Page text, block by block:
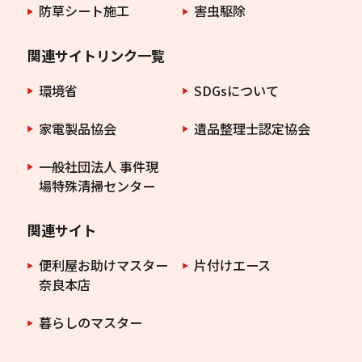
防草シート施工
害虫駆除
関連サイトリンク一覧
環境省
SDGsについて
家電製品協会
遺品整理士認定協会
一般社団法人 事件現
場特殊清掃センター
関連サイト
便利屋お助けマスター
奈良本店
片付けエース
暮らしのマスター